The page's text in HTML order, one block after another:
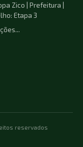
Zico | Prefeitura |
Etapa 3
reservados